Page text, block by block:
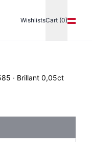
WishlistsCart (0)
· Brillant 0,05ct